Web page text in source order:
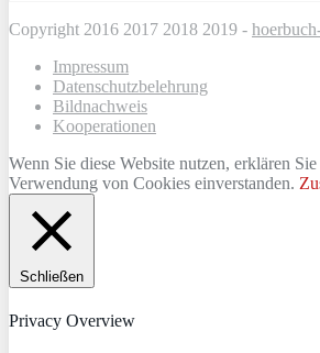
Copyright 2016 2017 2018 2019 -
Impressum
Datenschutzbelehrung
Bildnachweis
Kooperationen
Wenn Sie diese Website nutzen, erklären
Verwendung von Cookies einverstanden.
Schließen
Privacy Overview